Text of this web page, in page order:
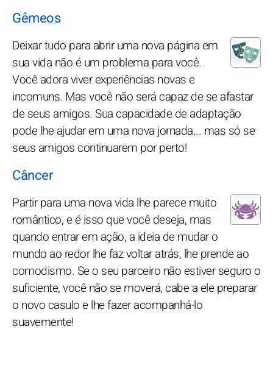
Gêmeos
Deixar tudo para abrir uma nova página em
sua vida não é um problema para você.
Você adora viver experiências novas e
incomuns. Mas você não será capaz de se afastar
de seus amigos. Sua capacidade de adaptação
pode lhe ajudar em uma nova jornada... mas só se
seus amigos continuarem por perto!
Câncer
Partir para uma nova vida lhe parece muito
romântico, e é isso que você deseja, mas
quando entrar em ação, a ideia de mudar o
mundo ao redor lhe faz voltar atrás, lhe prende ao
comodismo. Se o seu parceiro não estiver seguro o
suficiente, você não se moverá, cabe a ele preparar
o novo casulo e lhe fazer acompanhá-lo
suavemente!